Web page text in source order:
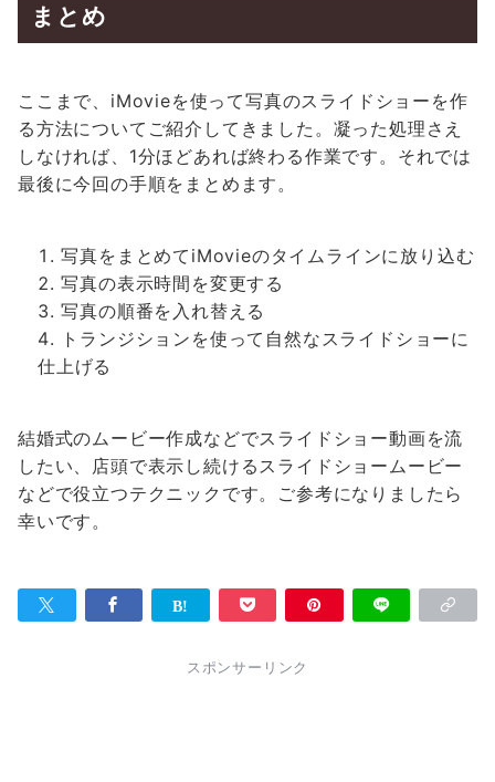
まとめ
ここまで、iMovieを使って写真のスライドショーを作
る方法についてご紹介してきました。凝った処理さえ
しなければ、1分ほどあれば終わる作業です。それでは
最後に今回の手順をまとめます。
写真をまとめてiMovieのタイムラインに放り込む
写真の表示時間を変更する
写真の順番を入れ替える
トランジションを使って自然なスライドショーに
仕上げる
結婚式のムービー作成などでスライドショー動画を流
したい、店頭で表示し続けるスライドショームービー
などで役立つテクニックです。ご参考になりましたら
幸いです。
スポンサーリンク